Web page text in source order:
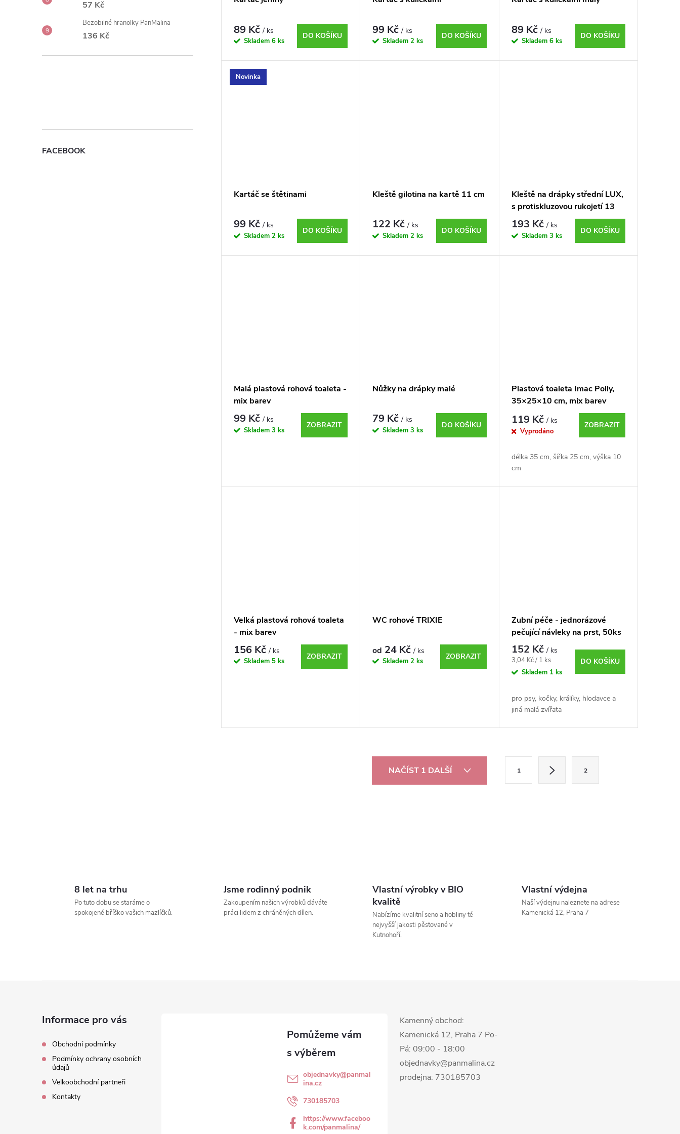
57 Kč
Bezobilné hranolky PanMalina
136 Kč
FACEBOOK
u
k
o
d
89 Kč/ ks
Skladem 6 ks
DO KOŠÍKU 99 Kč/ ks
Skladem2 ks
DO KOŠÍKU 89 Kč/ ks
Skladem 6 ks
DO KOŠÍKU
Novinka
Kartáč se štětinami
99 Kč/ ks
Skladem 2 ks
DO KOŠÍKU
Kleště gilotina na kartě 11 cm
122 Kč/ ks
Skladem2 ks
DO KOŠÍKU
Kleště na drápky střední LUX,
s protiskluzovou rukojetí 13
cm
193 Kč/ ks
Skladem 3 ks
DO KOŠÍKU
Malá plastová rohová toaleta -
mix barev
99 Kč/ ks
Skladem 3 ks
ZOBRAZIT
Nůžky na drápky malé
79 Kč/ ks
Skladem3 ks
DO KOŠÍKU
Plastová toaleta Imac Polly,
35×25×10 cm, mix barev
119 Kč/ ks
Vyprodáno
ZOBRAZIT
délka 35 cm, šířka 25 cm, výška 10
cm
Velká plastová rohová toaleta
- mix barev
156 Kč/ ks
Skladem 5 ks
ZOBRAZIT
WC rohové TRIXIE
od 24 Kč/ ks
Skladem2 ks
ZOBRAZIT
Zubní péče - jednorázové
pečující návleky na prst, 50ks
152 Kč/ ks
Měrná
cena:
3,04 Kč / 1 ks
Skladem 1 ks
DO KOŠÍKU
pro psy, kočky, králíky, hlodavce a
jiná malá zvířata
c
í
NAČÍST 1 DALŠÍ 1 2
8 let na trhu
Po tuto dobu se staráme o
spokojené bříško vašich mazlíčků.
Jsme rodinný podnik
Zakoupením našich výrobků dáváte
práci lidem z chráněných dílen.
Vlastní výrobky v BIO
kvalitě
Nabízíme kvalitní seno a hobliny té
nejvyšší jakosti pěstované v
Kutnohoří.
Vlastní výdejna
Naší výdejnu naleznete na adrese
Kamenická 12, Praha 7
Informace pro vás
Obchodní podmínky
Podmínky ochrany osobních
údajů
Velkoobchodní partneři
Kontakty
objednavky@panmal
ina.cz
730185703
https://www.faceboo
k.com/panmalina/
Kamenný obchod:
Kamenická 12, Praha 7 Po-
Pá: 09:00 - 18:00
objednavky@panmalina.cz
prodejna: 730185703